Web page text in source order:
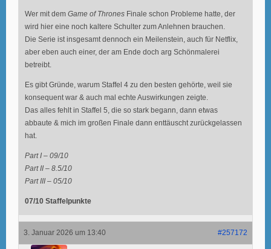
Wer mit dem Game of Thrones Finale schon Probleme hatte, der
wird hier eine noch kaltere Schulter zum Anlehnen brauchen.
Die Serie ist insgesamt dennoch ein Meilenstein, auch für Netflix,
aber eben auch einer, der am Ende doch arg Schönmalerei
betreibt.
Es gibt Gründe, warum Staffel 4 zu den besten gehörte, weil sie
konsequent war & auch mal echte Auswirkungen zeigte.
Das alles fehlt in Staffel 5, die so stark begann, dann etwas
abbaute & mich im großen Finale dann enttäuscht zurückgelassen
hat.
Part I – 09/10
Part II – 8.5/10
Part III – 05/10
07/10 Staffelpunkte
3. Januar 2026 um 13:40 #257172